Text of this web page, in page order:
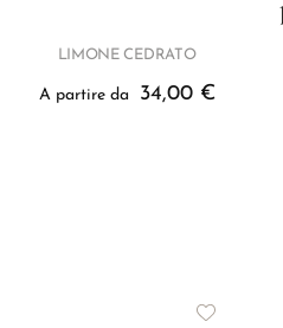
LIMONE CEDRATO
A partire da 34,00 €